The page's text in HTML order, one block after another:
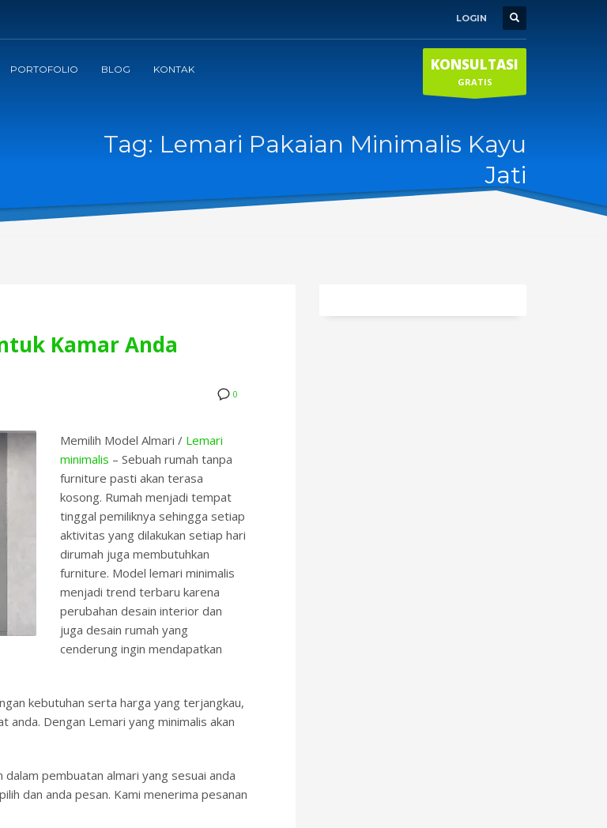
LOGIN
PORTOFOLIO BLOG KONTAK KONSULTASI
GRATIS
Tag: Lemari Pakaian Minimalis Kayu
Jati
Kamar Anda
0
Memilih Model Almari / Lemari
minimalis – Sebuah rumah tanpa
furniture pasti akan terasa
kosong. Rumah menjadi tempat
tinggal pemiliknya sehingga setiap
aktivitas yang dilakukan setiap hari
dirumah juga membutuhkan
furniture. Model lemari minimalis
menjadi trend terbaru karena
perubahan desain interior dan
juga desain rumah yang
cenderung ingin mendapatkan
kebutuhan serta harga yang terjangkau,
Dengan Lemari yang minimalis akan
pembuatan almari yang sesuai anda
dan anda pesan. Kami menerima pesanan